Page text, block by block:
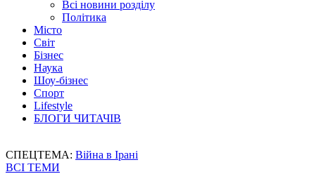
Всі новини розділу
Політика
Місто
Світ
Бізнес
Наука
Шоу-бізнес
Спорт
Lifestyle
БЛОГИ ЧИТАЧІВ
СПЕЦТЕМА: Війна в Ірані
ВСІ ТЕМИ